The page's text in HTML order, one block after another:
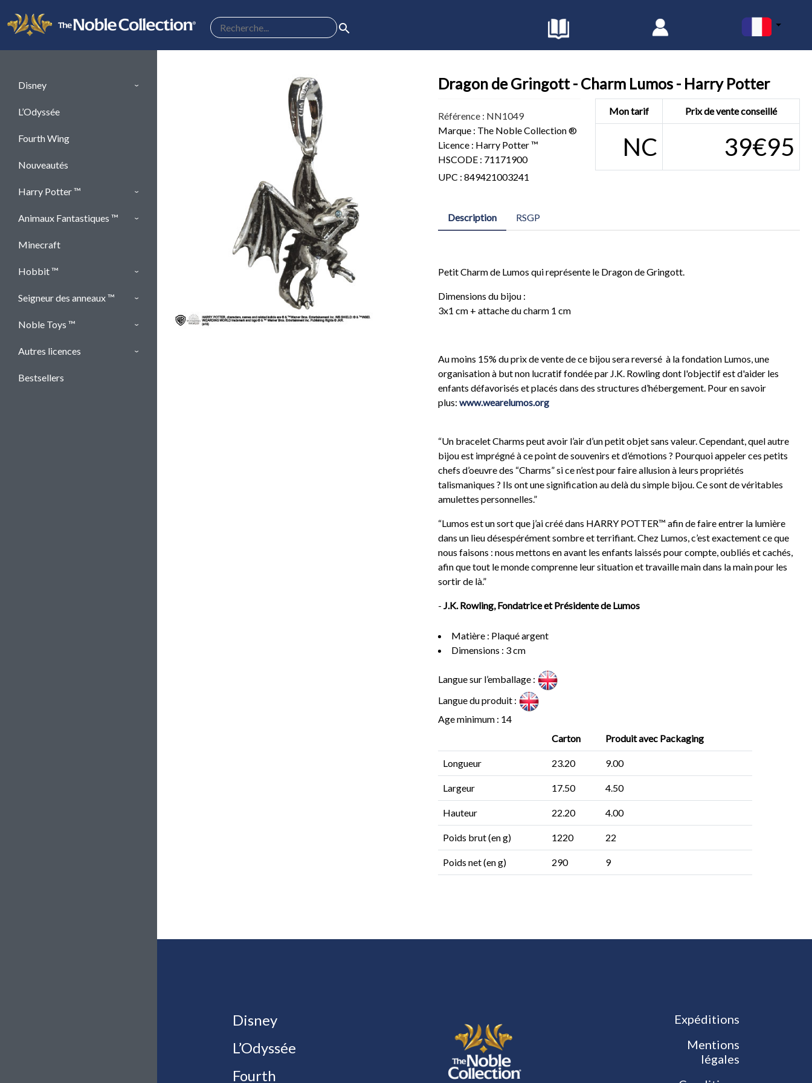
search
Disney
L’Odyssée
Fourth Wing
Nouveautés
Harry Potter ™
Animaux Fantastiques ™
Minecraft
Hobbit ™
Seigneur des anneaux ™
Noble Toys ™
Autres licences
Bestsellers
Dragon de Gringott - Charm Lumos - Harry Potter
Référence : NN1049
Marque : The Noble Collection ®
Licence : Harry Potter ™
HSCODE : 71171900
UPC : 849421003241
Mon tarif Prix de vente conseillé
NC 39€95
Description RSGP
Petit Charm de Lumos qui représente le Dragon de Gringott.
Dimensions du bijou :
3x1 cm + attache du charm 1 cm
Au moins 15% du prix de vente de ce bijou sera reversé à la fondation Lumos, une
organisation à but non lucratif fondée par J.K. Rowling dont l'objectif est d'aider les
enfants défavorisés et placés dans des structures d’hébergement. Pour en savoir
plus: www.wearelumos.org
“Un bracelet Charms peut avoir l’air d’un petit objet sans valeur. Cependant, quel autre
bijou est imprégné à ce point de souvenirs et d’émotions ? Pourquoi appeler ces petits
chefs d’oeuvre des “Charms” si ce n’est pour faire allusion à leurs propriétés
talismaniques ? Ils ont une signification au delà du simple bijou. Ce sont de véritables
amulettes personnelles.”
“Lumos est un sort que j’ai créé dans HARRY POTTER™ afin de faire entrer la lumière
dans un lieu désespérément sombre et terrifiant. Chez Lumos, c’est exactement ce que
nous faisons : nous mettons en avant les enfants laissés pour compte, oubliés et cachés,
afin que tout le monde comprenne leur situation et travaille main dans la main pour les
sortir de là.”
- J.K. Rowling, Fondatrice et Présidente de Lumos
Matière : Plaqué argent
Dimensions : 3 cm
Langue sur l’emballage :
Langue du produit :
Age minimum : 14
Carton
Produit avec Packaging
Longueur 23.20 9.00
Largeur 17.50 4.50
Hauteur 22.20 4.00
Poids brut (en g) 1220 22
Poids net (en g) 290 9
Disney
L’Odyssée
Fourth
Expéditions
Mentions
légales